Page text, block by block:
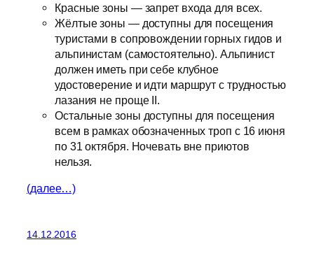
Красные зоны — запрет входа для всех.
Жёлтые зоны — доступны для посещения
туристами в сопровождении горных гидов и
альпинистам (самостоятельно). Альпинист
должен иметь при себе клубное
удостоверение и идти маршрут с трудностью
лазания не проще II.
Остальные зоны доступны для посещения
всем в рамках обозначенных троп с 16 июня
по 31 октября. Ночевать вне приютов
нельзя.
(далее…)
14.12.2016